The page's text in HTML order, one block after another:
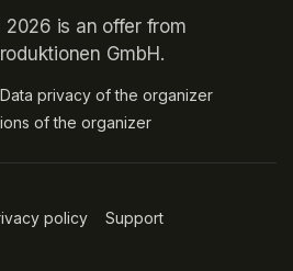
2026 is an offer from
GmbH.
in a new tab)
Data privacy of the organizer
of the organizer
a new tab)
policy (opens in a new tab)
Support